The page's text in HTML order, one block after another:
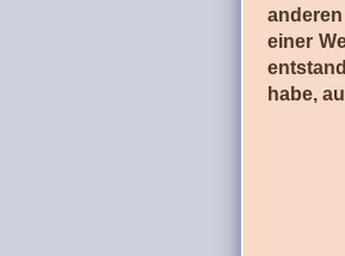
einer
habe,